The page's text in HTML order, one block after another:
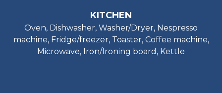
KITCHEN
Oven, Dishwasher, Washer/Dryer, Nespresso
machine, Fridge/freezer, Toaster, Coffee machine,
Microwave, Iron/Ironing board, Kettle